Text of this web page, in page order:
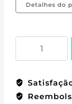
Detalhes do